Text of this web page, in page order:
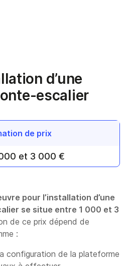
d’une
escalier
de prix
et 3 000 €
pour l’installation d’une
se situe entre 1 000 et 3
de ce prix dépend de
:
configuration de la plateforme